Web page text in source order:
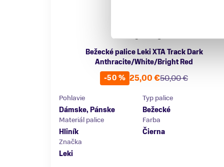
Bežecké palice Leki XTA Track Dark
Anthracite/White/Bright Red
-50 %
50,00 €
25,00 €
Pohlavie
Dámske, Pánske
Typ palice
Bežecké
Materiál palice
Hliník
Farba
Čierna
Značka
Leki